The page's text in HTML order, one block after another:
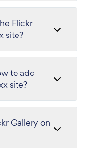
Flickr
site?
to add
site?
Gallery on